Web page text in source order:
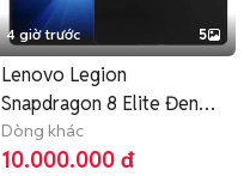
4 giờ trước 5
Lenovo Legion
Snapdragon 8 Elite Đen
Đã sử dụng
Dòng khác
10.000.000 đ